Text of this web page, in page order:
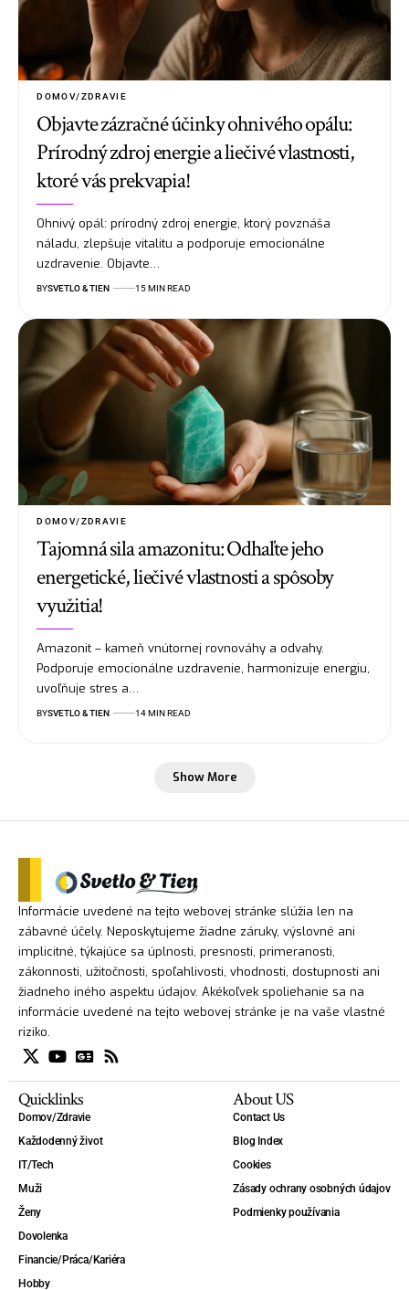
DOMOV/ZDRAVIE
Objavte zázračné účinky ohnivého opálu:
Prírodný zdroj energie a liečivé vlastnosti,
ktoré vás prekvapia!
Ohnivý opál: prírodný zdroj energie, ktorý povznáša
náladu, zlepšuje vitalitu a podporuje emocionálne
uzdravenie. Objavte…
BYSVETLO & TIEN 15 MIN READ
DOMOV/ZDRAVIE
Tajomná sila amazonitu: Odhaľte jeho
energetické, liečivé vlastnosti a spôsoby
využitia!
Amazonit – kameň vnútornej rovnováhy a odvahy.
Podporuje emocionálne uzdravenie, harmonizuje energiu,
uvoľňuje stres a…
BYSVETLO & TIEN 14 MIN READ
Show More
Informácie uvedené na tejto webovej stránke slúžia len na
zábavné účely. Neposkytujeme žiadne záruky, výslovné ani
implicitné, týkajúce sa úplnosti, presnosti, primeranosti,
zákonnosti, užitočnosti, spoľahlivosti, vhodnosti, dostupnosti ani
žiadneho iného aspektu údajov. Akékoľvek spoliehanie sa na
informácie uvedené na tejto webovej stránke je na vaše vlastné
riziko.
Quicklinks
Domov/Zdravie
Každodenný život
IT/Tech
Muži
Ženy
Dovolenka
Financie/Práca/Kariéra
Hobby
About US
Contact Us
Blog Index
Cookies
Zásady ochrany osobných údajov
Podmienky používania